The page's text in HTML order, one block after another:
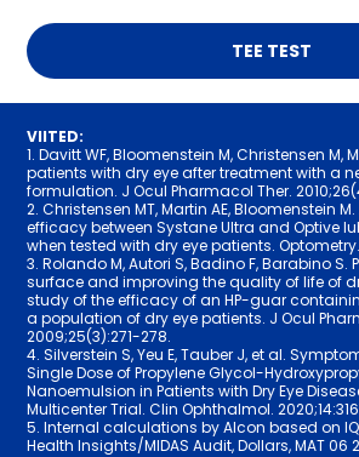
TEE TEST
VIITED:
1. Davitt WF, Bloomenstein M, Christensen M,
patients with dry eye after treatment with a
formulation. J Ocul Pharmacol Ther.
2. Christensen MT, Martin AE, Bloomenstein
efficacy between Systane Ultra and Optive
when tested with dry eye patients.
3. Rolando M, Autori S, Badino F, Barabino
surface and improving the quality of life of
study of the efficacy of an HP-guar
a population of dry eye patients. J Ocul
2009;25(3):271-278.
4. Silverstein S, Yeu E, Tauber J, et al.
Single Dose of Propylene Glycol-
Nanoemulsion in Patients with Dry Eye
Multicenter Trial. Clin Ophthalmol.
5. Internal calculations by Alcon based on
Health Insights/MIDAS Audit, Dollars, MAT 06